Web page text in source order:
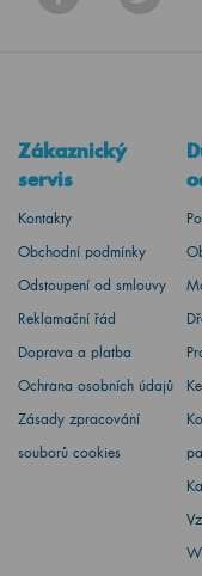
Zákaznický
servis
Kontakty
Obchodní podmínky
Odstoupení od smlouvy
Reklamační řád
Doprava a platba
Ochrana osobních údajů
Zásady zpracování
souborů cookies